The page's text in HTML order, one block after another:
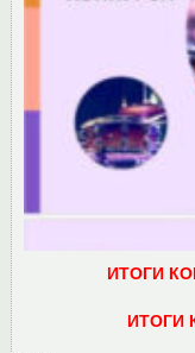
ИТОГИ
ИТОГИ